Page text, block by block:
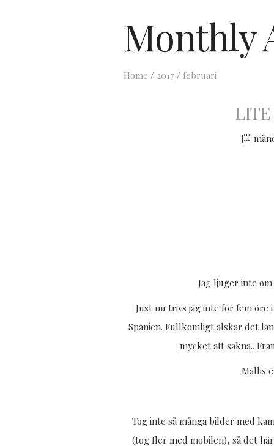
Monthly
Home / 2017 / februari
Jag ljuger inte
Just nu trivs jag inte för fem öre
Spanien. Fullkomligt älskar det
mycket att sakna..
Mallis
Tog inte så många bilder med
(tog fler med mobilen), så det